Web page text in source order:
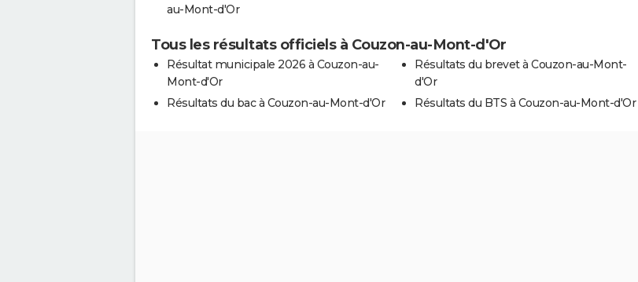
au-Mont-d'Or
Tous les résultats officiels à Couzon-au-Mont-d'Or
Résultat municipale 2026 à Couzon-au-
Mont-d'Or
Résultats du bac à Couzon-au-Mont-d'Or
Résultats du brevet à Couzon-au-Mont-
d'Or
Résultats du BTS à Couzon-au-Mont-d'Or